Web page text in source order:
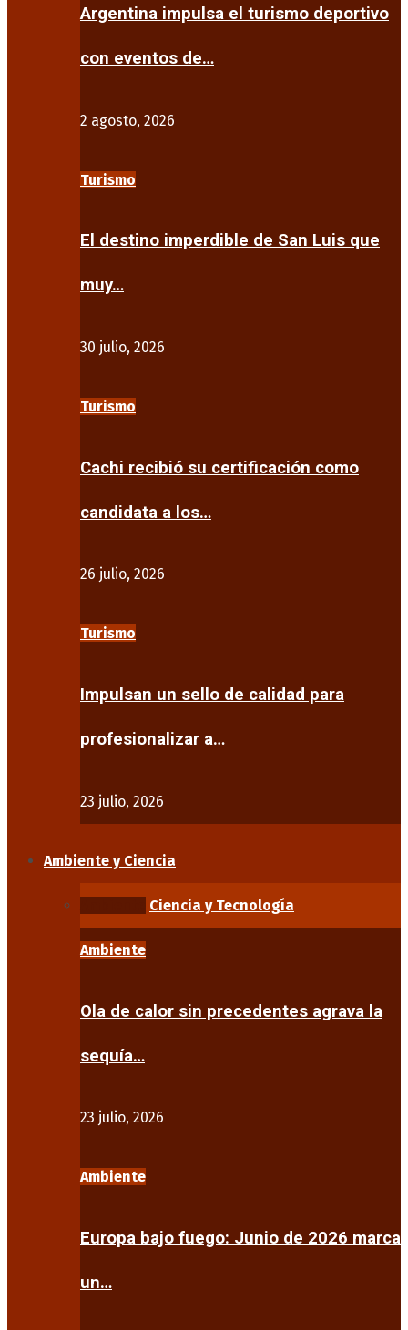
Argentina impulsa el turismo deportivo
con eventos de…
2 agosto, 2026
Turismo
El destino imperdible de San Luis que
muy…
30 julio, 2026
Turismo
Cachi recibió su certificación como
candidata a los…
26 julio, 2026
Turismo
Impulsan un sello de calidad para
profesionalizar a…
23 julio, 2026
Ambiente y Ciencia
Ciencia y Tecnología
Ambiente
Ola de calor sin precedentes agrava la
sequía…
23 julio, 2026
Ambiente
Europa bajo fuego: Junio de 2026 marca
un…